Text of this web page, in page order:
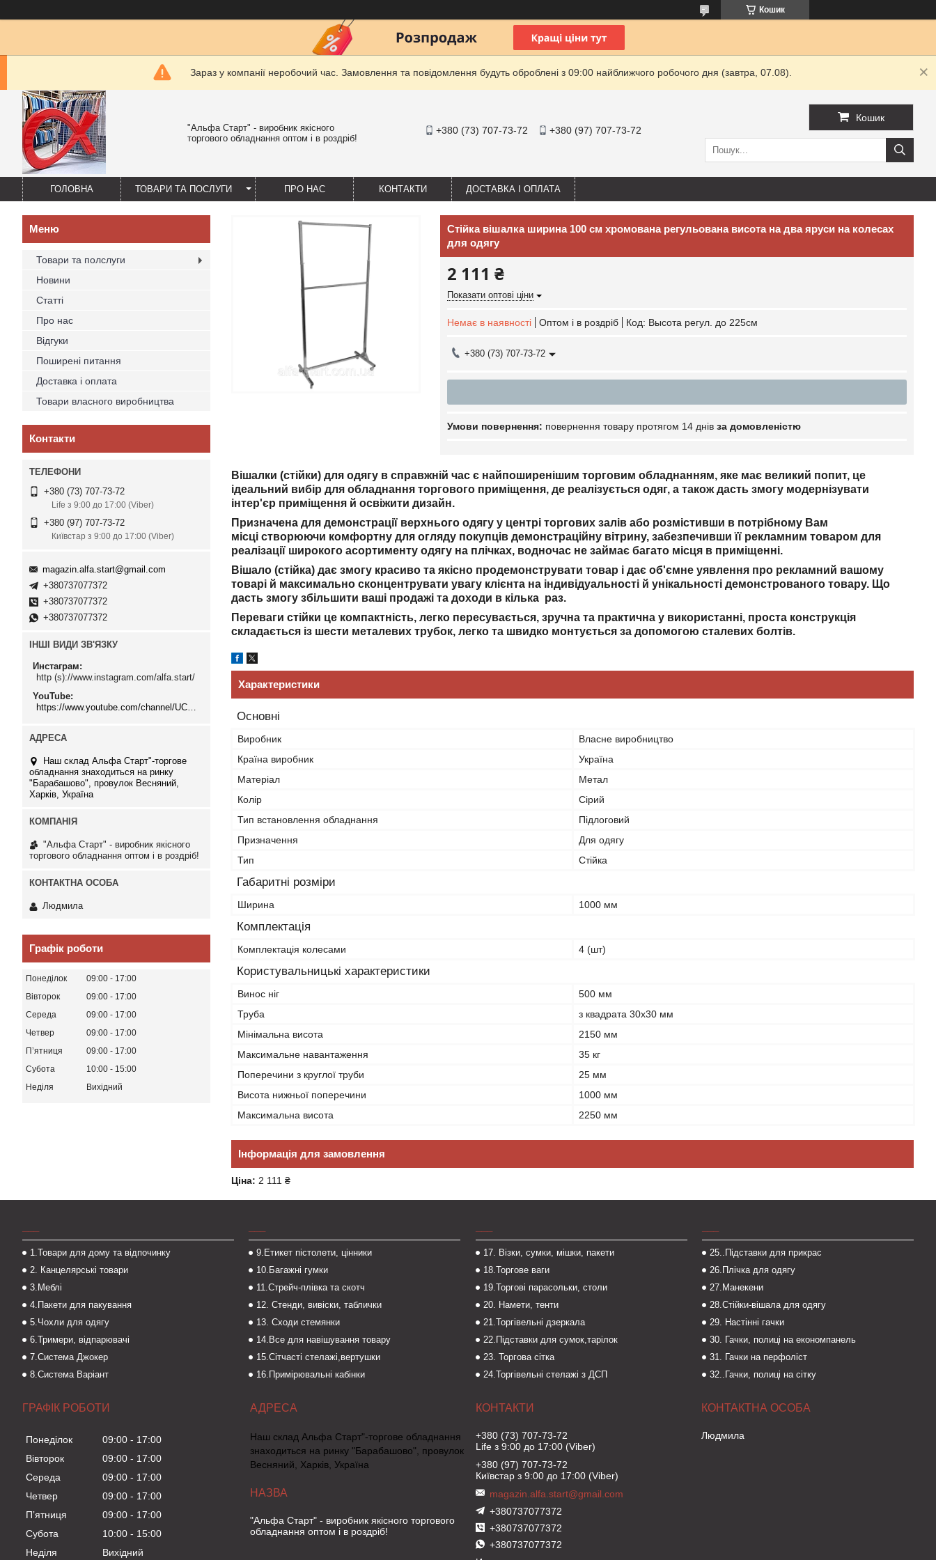
Кошик
Зараз у компанії неробочий час. Замовлення та повідомлення будуть оброблені з 09:00 найближчого робочого дня (завтра, 07.08).
"Альфа Старт" - виробник якісного
торгового обладнання оптом і в роздріб!
+380 (73) 707-73-72 +380 (97) 707-73-72
Кошик
ГОЛОВНА ТОВАРИ ТА ПОСЛУГИ ПРО НАС КОНТАКТИ ДОСТАВКА І ОПЛАТА
Стійка вішалка ширина 100 см хромована регульована висота на два яруси на колесах
для одягу
2 111 ₴
Показати оптові ціни
Немає в наявності Оптом і в роздріб Код: Высота регул. до 225см
+380 (73) 707-73-72
повернення товару протягом 14 днів за домовленістю
Вішалки (стійки) для одягу в справжній час є найпоширенішим торговим обладнанням, яке має великий попит, це
ідеальний вибір для обладнання торгового приміщення, де реалізується одяг, а також дасть змогу модернізувати
інтер'єр приміщення й освіжити дизайн.
Призначена для демонстрації верхнього одягу у центрі торгових залів або розмістивши в потрібному Вам
місці створюючи комфортну для огляду покупців демонстраційну вітрину, забезпечивши її рекламним товаром для
реалізації широкого асортименту одягу на плічках, водночас не займає багато місця в приміщенні.
Вішало (стійка) дає змогу красиво та якісно продемонструвати товар і дає об'ємне уявлення про рекламний вашому
товарі й максимально сконцентрувати увагу клієнта на індивідуальності й унікальності демонстрованого товару. Що
дасть змогу збільшити ваші продажі та доходи в кілька раз.
Переваги стійки це компактність, легко пересувається, зручна та практична у використанні, проста конструкція
складається із шести металевих трубок, легко та швидко монтується за допомогою сталевих болтів.
Характеристики
Основні
Виробник
Власне виробництво
Країна виробник
Україна
Матеріал
Метал
Колір
Сірий
Тип встановлення обладнання
Підлоговий
Призначення
Для одягу
Тип
Стійка
Габаритні розміри
Ширина 1000 мм
Комплектація
Комплектація колесами 4 (шт)
Користувальницькі характеристики
Винос ніг
500 мм
Труба
з квадрата 30х30 мм
Мінімальна висота
2150 мм
Максимальне навантаження
35 кг
Поперечини з круглої труби
25 мм
Висота нижньої поперечини
1000 мм
Максимальна висота
2250 мм
Інформація для замовлення
Ціна: 2 111 ₴
Товари та полслуги
Новини
Статті
Про нас
Відгуки
Поширені питання
Доставка і оплата
Товари власного виробництва
Контакти
+380 (73) 707-73-72
Life з 9:00 до 17:00 (Viber)
+380 (97) 707-73-72
Київстар з 9:00 до 17:00 (Viber)
magazin.alfa.start@gmail.com
+380737077372
+380737077372
+380737077372
ІНШІ ВИДИ ЗВ'ЯЗКУ
Инстаграм
http (s)://www.instagram.com/alfa.start/
YouTube
Наш склад Альфа Старт"-торгове
обладнання знаходиться на ринку
"Барабашово", провулок Весняний,
Харків, Україна
"Альфа Старт" - виробник якісного
торгового обладнання оптом і в роздріб!
Людмила
Графік роботи
Понеділок 09:00
17:00
Вівторок
09:00
17:00
Середа
09:00
17:00
Четвер
09:00
17:00
Пʼятниця
09:00
17:00
Субота
10:00
15:00
Неділя
Вихідний
1.Товари для дому та відпочинку
2. Канцелярські товари
3.Меблі
4.Пакети для пакування
5.Чохли для одягу
6.Тримери, відпарювачі
7.Система Джокер
8.Система Варіант
9.Етикет пістолети, цінники
10.Багажні гумки
11.Стрейч-плівка та скотч
12. Стенди, вивіски, таблички
13. Сходи стемянки
14.Все для навішування товару
15.Сітчасті стелажі,вертушки
16.Примірювальні кабінки
17. Візки, сумки, мішки, пакети
18.Торгове ваги
19.Торгові парасольки, столи
20. Намети, тенти
21.Торгівельні дзеркала
22.Підставки для сумок,тарілок
23. Торгова сітка
24.Торгівельні стелажі з ДСП
25..Підставки для прикрас
26.Плічка для одягу
27.Манекени
28.Стійки-вішала для одягу
29. Настінні гачки
30. Гачки, полиці на економпанель
31. Гачки на перфоліст
32..Гачки, полиці на сітку
ГРАФІК РОБОТИ
Понеділок 09:00
17:00
Вівторок
09:00
17:00
Середа
09:00
17:00
Четвер
09:00
17:00
Пʼятниця
09:00
17:00
Субота
10:00
15:00
Неділя
Вихідний
Наш склад Альфа Старт"-торгове обладнання
знаходиться на ринку "Барабашово", провулок
Весняний, Харків, Україна
"Альфа Старт" - виробник якісного торгового
обладнання оптом і в роздріб!
+380 (73) 707-73-72
Life з 9:00 до 17:00 (Viber)
+380 (97) 707-73-72
Київстар з 9:00 до 17:00 (Viber)
magazin.alfa.start@gmail.com
+380737077372
+380737077372
+380737077372
Людмила